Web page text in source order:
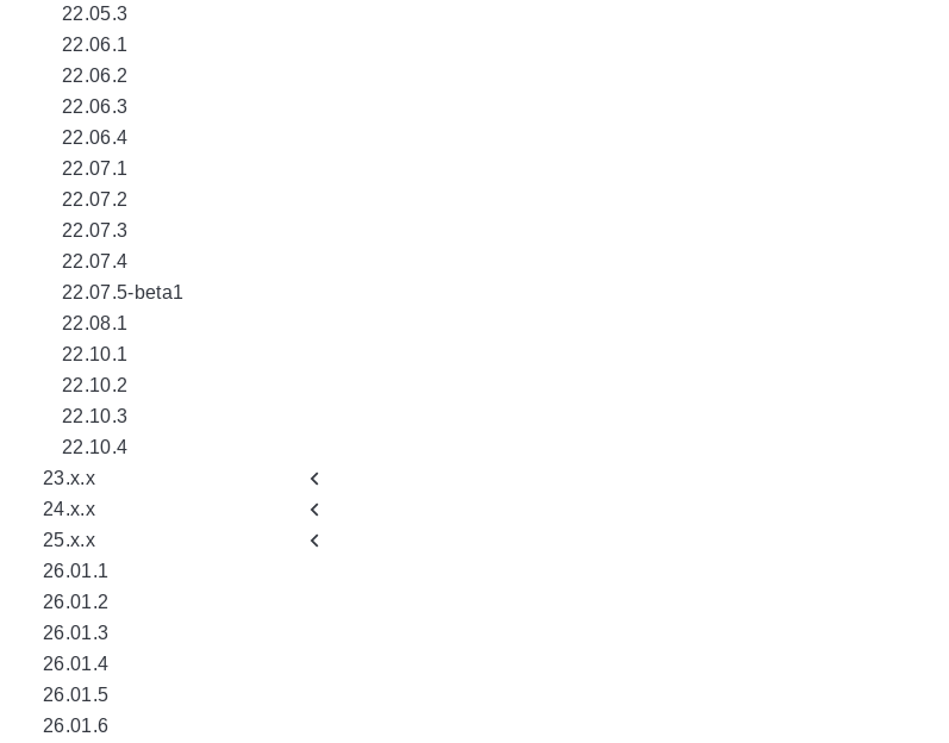
22.05.3
22.06.1
22.06.2
22.06.3
22.06.4
22.07.1
22.07.2
22.07.3
22.07.4
22.07.5-beta1
22.08.1
22.10.1
22.10.2
22.10.3
22.10.4
23.x.x
24.x.x
25.x.x
26.01.1
26.01.2
26.01.3
26.01.4
26.01.5
26.01.6